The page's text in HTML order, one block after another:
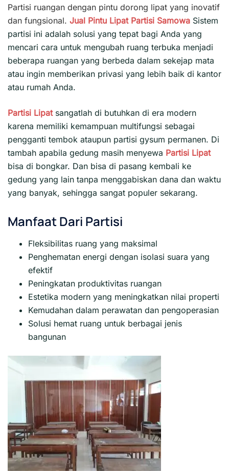
Partisi ruangan dengan pintu dorong lipat yang inovatif
dan fungsional. Jual Pintu Lipat Partisi Samowa Sistem
partisi ini adalah solusi yang tepat bagi Anda yang
mencari cara untuk mengubah ruang terbuka menjadi
beberapa ruangan yang berbeda dalam sekejap mata
atau ingin memberikan privasi yang lebih baik di kantor
atau rumah Anda.
Partisi Lipatsangatlah di butuhkan di era modern
karena memiliki kemampuan multifungsi sebagai
pengganti tembok ataupun partisi gysum permanen. Di
tambah apabila gedung masih menyewa Partisi Lipat
bisa di bongkar. Dan bisa di pasang kembali ke
gedung yang lain tanpa menggabiskan dana dan waktu
yang banyak, sehingga sangat populer sekarang.
Manfaat Dari Partisi
Fleksibilitas ruang yang maksimal
Penghematan energi dengan isolasi suara yang
efektif
Peningkatan produktivitas ruangan
Estetika modern yang meningkatkan nilai properti
Kemudahan dalam perawatan dan pengoperasian
Solusi hemat ruang untuk berbagai jenis
bangunan